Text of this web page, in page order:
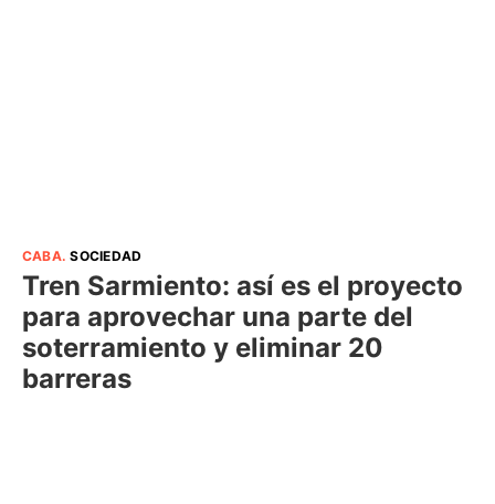
CABA.SOCIEDAD
Tren Sarmiento: así es el proyecto
para aprovechar una parte del
soterramiento y eliminar 20
barreras